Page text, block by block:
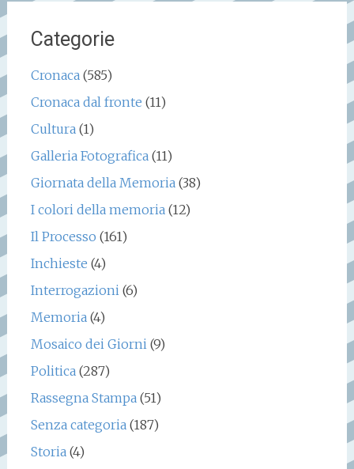
Categorie
Cronaca (585)
Cronaca dal fronte (11)
Cultura (1)
Galleria Fotografica (11)
Giornata della Memoria (38)
I colori della memoria (12)
Il Processo (161)
Inchieste (4)
Interrogazioni (6)
Memoria (4)
Mosaico dei Giorni (9)
Politica (287)
Rassegna Stampa (51)
Senza categoria (187)
Storia (4)